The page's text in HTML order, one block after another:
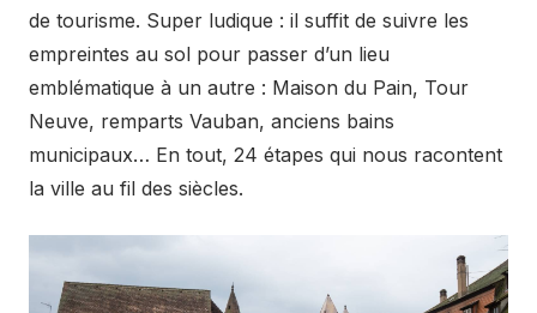
de tourisme. Super ludique : il suffit de suivre les
empreintes au sol pour passer d’un lieu
emblématique à un autre : Maison du Pain, Tour
Neuve, remparts Vauban, anciens bains
municipaux… En tout, 24 étapes qui nous racontent
la ville au fil des siècles.